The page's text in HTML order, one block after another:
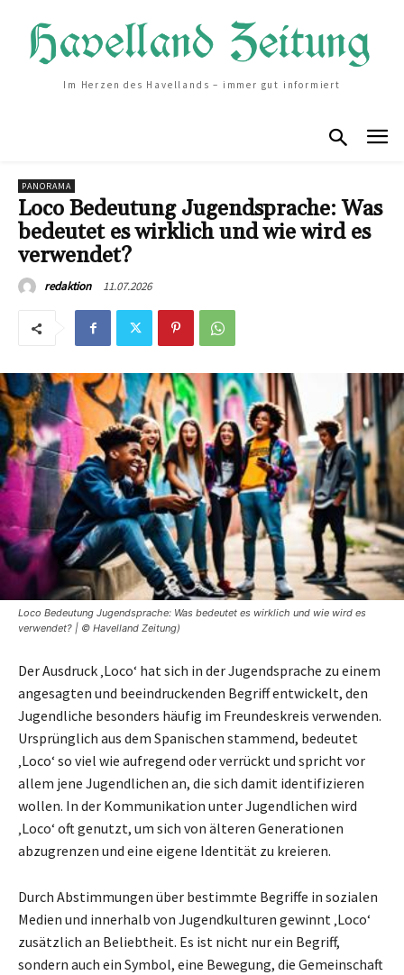
Im Herzen des Havellands – immer gut informiert
PANORAMA
Loco Bedeutung Jugendsprache: Was
bedeutet es wirklich und wie wird es
verwendet?
redaktion 11.07.2026
Loco Bedeutung Jugendsprache: Was bedeutet es wirklich und wie wird es
verwendet? | © Havelland Zeitung)
Der Ausdruck ‚Loco‘ hat sich in der Jugendsprache zu einem
angesagten und beeindruckenden Begriff entwickelt, den
Jugendliche besonders häufig im Freundeskreis verwenden.
Ursprünglich aus dem Spanischen stammend, bedeutet
‚Loco‘ so viel wie aufregend oder verrückt und spricht vor
allem jene Jugendlichen an, die sich damit identifizieren
wollen. In der Kommunikation unter Jugendlichen wird
‚Loco‘ oft genutzt, um sich von älteren Generationen
abzugrenzen und eine eigene Identität zu kreieren.
Durch Abstimmungen über bestimmte Begriffe in sozialen
Medien und innerhalb von Jugendkulturen gewinnt ‚Loco‘
zusätzlich an Beliebtheit. Es ist nicht nur ein Begriff,
sondern auch ein Symbol, eine Bewegung, die Gemeinschaft